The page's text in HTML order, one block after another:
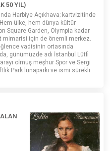
50 YIL)
Harbiye Açıkhava; kartvizitinde
Hem ülke, hem dünya kültür
Square Garden, Olympia kadar
mimarisi için de önemli merkez.
vadisinin ortasında
günümüzde adı İstanbul Lütfi
olmuş meşhur Spor ve Sergi
Park lunaparkı ve ismi sürekli